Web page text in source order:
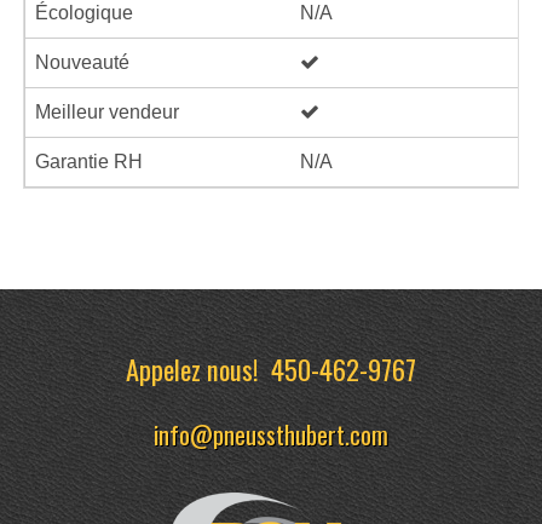
Écologique N/A
Nouveauté
Meilleur vendeur
Garantie RH N/A
Appelez nous!450-462-9767
info@pneussthubert.com